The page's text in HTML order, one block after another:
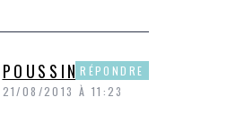
POUSSINE
21/08/2013 À 11:23
RÉPONDRE